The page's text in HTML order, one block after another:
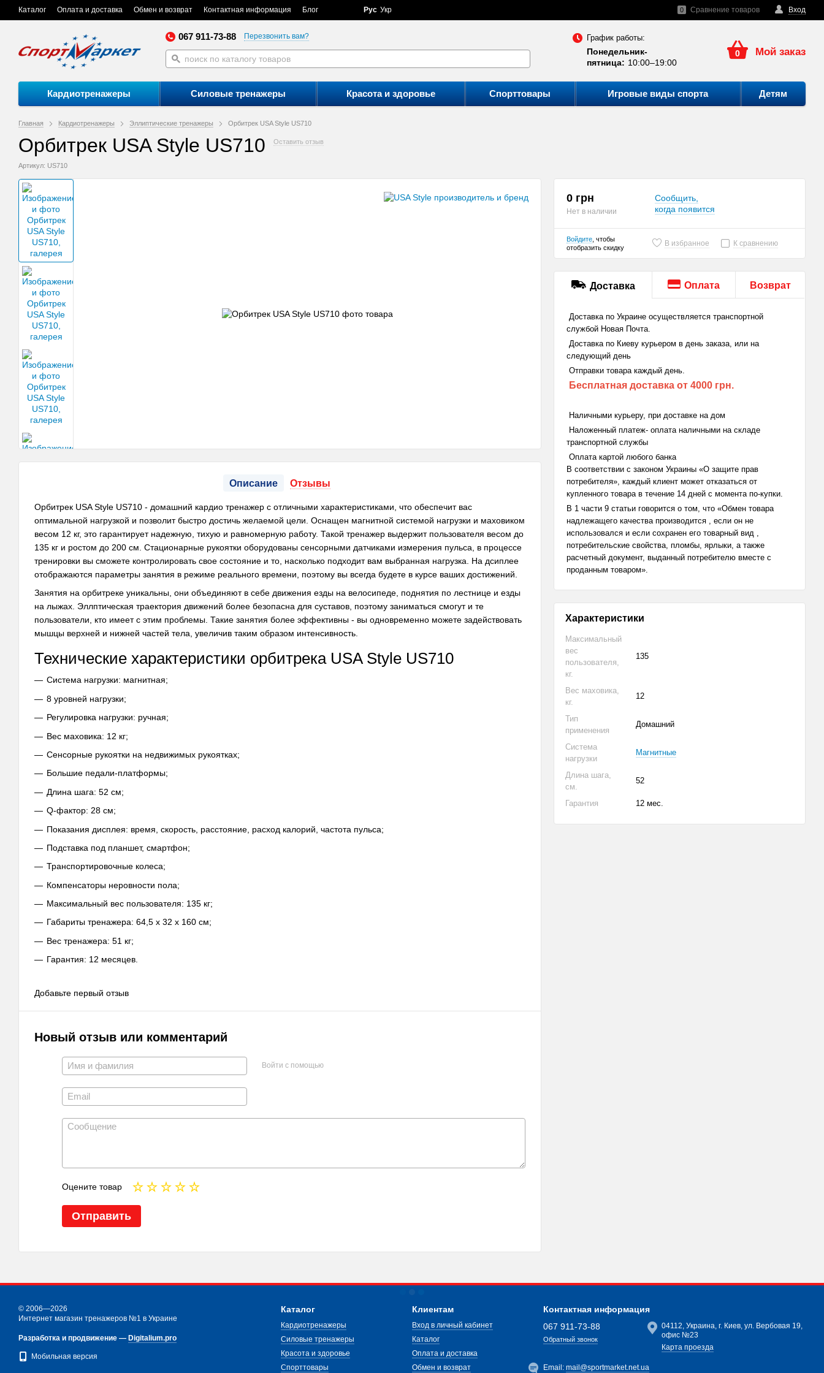
Каталог Оплата и доставка Обмен и возврат Контактная информация Блог Вход
0 Сравнение товаров
Рус Укр
067 911-73-88 Перезвонить вам? График работы:
Понедельник-
пятница: 10:00–19:00
0 Мой заказ
Кардиотренажеры Силовые тренажеры Красота и здоровье Спорттовары Игровые виды спорта Детям
Главная Кардиотренажеры Эллиптические тренажеры Орбитрек USA Style US710
Орбитрек USA Style US710 Оставить отзыв
Артикул: US710
Описание Отзывы
Орбитрек USA Style US710 - домашний кардио тренажер с отличными характеристиками, что обеспечит вас
оптимальной нагрузкой и позволит быстро достичь желаемой цели. Оснащен магнитной системой нагрузки и маховиком
весом 12 кг, это гарантирует надежную, тихую и равномерную работу. Такой тренажер выдержит пользователя весом до
135 кг и ростом до 200 см. Стационарные рукоятки оборудованы сенсорными датчиками измерения пульса, в процессе
тренировки вы сможете контролировать свое состояние и то, насколько подходит вам выбранная нагрузка. На дсиплее
отображаются параметры занятия в режиме реального времени, поэтому вы всегда будете в курсе ваших достижений.
Занятия на орбитреке уникальны, они объединяют в себе движения езды на велосипеде, поднятия по лестнице и езды
на лыжах. Эллптическая траектория движений более безопасна для суставов, поэтому заниматься смогут и те
пользователи, кто имеет с этим проблемы. Такие занятия более эффективны - вы одновременно можете задействовать
мышцы верхней и нижней частей тела, увеличив таким образом интенсивность.
Технические характеристики орбитрека USA Style US710
Система нагрузки: магнитная;
8 уровней нагрузки;
Регулировка нагрузки: ручная;
Вес маховика: 12 кг;
Сенсорные рукоятки на недвижимых рукоятках;
Большие педали-платформы;
Длина шага: 52 см;
Q-фактор: 28 см;
Показания дисплея: время, скорость, расстояние, расход калорий, частота пульса;
Подставка под планшет, смартфон;
Транспортировочные колеса;
Компенсаторы неровности пола;
Максимальный вес пользователя: 135 кг;
Габариты тренажера: 64,5 x 32 x 160 см;
Вес тренажера: 51 кг;
Гарантия: 12 месяцев.
Добавьте первый отзыв
Новый отзыв или комментарий
Войти с помощью
Оцените товар
Отправить
0 грн
Нет в наличии
Сообщить,
когда появится
Войдите , чтобы
отобразить скидку
В избранное К сравнению
Доставка Оплата Возврат
Доставка по Украине осуществляется транспортной
службой Новая Почта.
Доставка по Киеву курьером в день заказа, или на
следующий день
Отправки товара каждый день.
Бесплатная доставка от 4000 грн.
Наличными курьеру, при доставке на дом
Наложенный платеж- оплата наличными на складе
транспортной службы
Оплата картой любого банка
В соответствии с законом Украины «О защите прав
потребителя», каждый клиент может отказаться от
купленного товара в течение 14 дней с момента по-купки.
В 1 части 9 статьи говорится о том, что «Обмен товара
надлежащего качества производится , если он не
использовался и если сохранен его товарный вид ,
потребительские свойства, пломбы, ярлыки, а также
расчетный документ, выданный потребителю вместе с
проданным товаром».
Характеристики
Максимальный
вес
пользователя,
кг.
135
Вес маховика,
кг.
12
Тип
применения
Домашний
Система
нагрузки
Магнитные
Длина шага,
см.
52
Гарантия 12 мес.
© 2006—2026
Интернет магазин тренажеров №1 в Украине
Разработка и продвижение — Digitalium.pro
Мобильная версия
Каталог
Кардиотренажеры
Силовые тренажеры
Красота и здоровье
Спорттовары
Клиентам
Вход в личный кабинет
Каталог
Оплата и доставка
Обмен и возврат
Контактная информация
067 911-73-88
Обратный звонок
04112, Украина, г. Киев, ул. Вербовая 19,
офис №23
Карта проезда
Email:mail@sportmarket.net.ua